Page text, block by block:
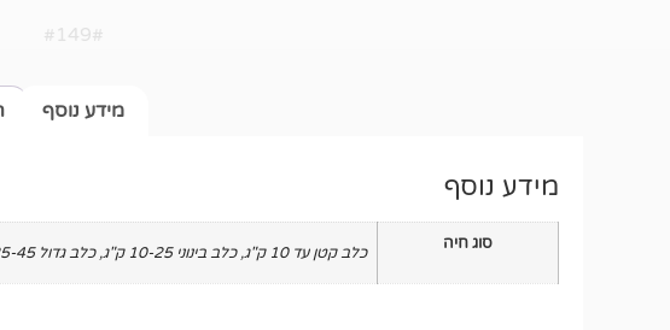
#149#
מידע נוסף
מידע נוסף
סוג חיה כלב קטן עד 10 ק"ג ,כלב בינוני 10-25 ק"ג ,כלב גדול 25-45 ק"ג